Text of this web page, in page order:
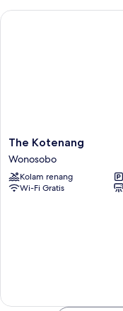
The
Kotenang
Wonosobo
The Kotenang
Wonosobo
Kolam renang
Wi-Fi Gratis
The Kotenang